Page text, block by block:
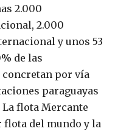
2.000
2.000
y unos 53
de las
por vía
paraguayas
flota Mercante
flota del mundo y la